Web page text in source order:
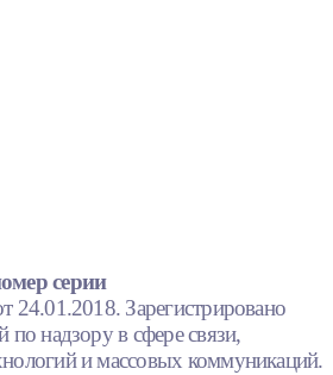
серии
Зарегистрировано
надзору в сфере связи,
и массовых коммуникаций.